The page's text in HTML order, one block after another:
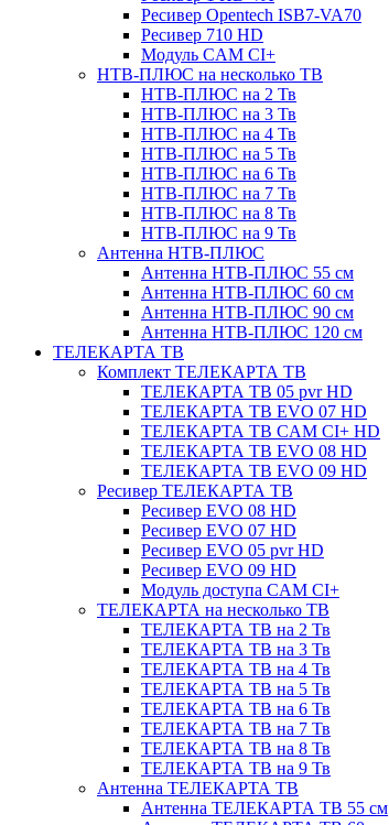
Ресивер Opentech ISB7-VA70
Ресивер 710 HD
Модуль CAM CI+
НТВ-ПЛЮС на несколько ТВ
НТВ-ПЛЮС на 2 Тв
НТВ-ПЛЮС на 3 Тв
НТВ-ПЛЮС на 4 Тв
НТВ-ПЛЮС на 5 Тв
НТВ-ПЛЮС на 6 Тв
НТВ-ПЛЮС на 7 Тв
НТВ-ПЛЮС на 8 Тв
НТВ-ПЛЮС на 9 Тв
Антенна НТВ-ПЛЮС
Антенна НТВ-ПЛЮС 55 см
Антенна НТВ-ПЛЮС 60 см
Антенна НТВ-ПЛЮС 90 см
Антенна НТВ-ПЛЮС 120 см
ТЕЛЕКАРТА ТВ
Комплект ТЕЛЕКАРТА ТВ
ТЕЛЕКАРТА ТВ 05 pvr HD
ТЕЛЕКАРТА ТВ EVO 07 HD
ТЕЛЕКАРТА ТВ CAM CI+ HD
ТЕЛЕКАРТА ТВ EVO 08 HD
ТЕЛЕКАРТА ТВ EVO 09 HD
Ресивер ТЕЛЕКАРТА ТВ
Ресивер EVO 08 HD
Ресивер EVO 07 HD
Ресивер EVO 05 pvr HD
Ресивер EVO 09 HD
Модуль доступа CAM CI+
ТЕЛЕКАРТА на несколько ТВ
ТЕЛЕКАРТА ТВ на 2 Тв
ТЕЛЕКАРТА ТВ на 3 Тв
ТЕЛЕКАРТА ТВ на 4 Тв
ТЕЛЕКАРТА ТВ на 5 Тв
ТЕЛЕКАРТА ТВ на 6 Тв
ТЕЛЕКАРТА ТВ на 7 Тв
ТЕЛЕКАРТА ТВ на 8 Тв
ТЕЛЕКАРТА ТВ на 9 Тв
Антенна ТЕЛЕКАРТА ТВ
Антенна ТЕЛЕКАРТА ТВ 55 см